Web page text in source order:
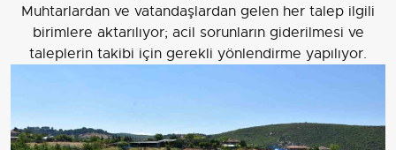
Muhtarlardan ve vatandaşlardan gelen her talep ilgili
birimlere aktarılıyor; acil sorunların giderilmesi ve
taleplerin takibi için gerekli yönlendirme yapılıyor.